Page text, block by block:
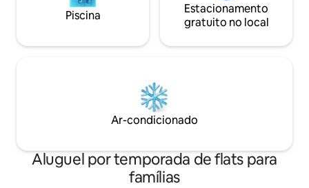
Piscina
Estacionamento
gratuito no local
Ar-condicionado
Aluguel por temporada de flats para
famílias